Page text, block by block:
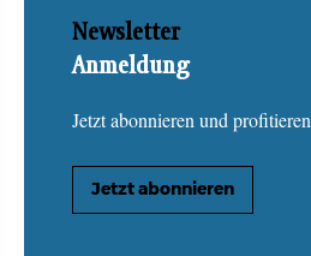
Newsletter
Anmeldung
Jetzt abonnieren und profitieren
Jetzt abonnieren